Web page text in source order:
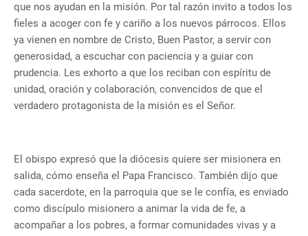
que nos ayudan en la misión. Por tal razón invito a todos los
fieles a acoger con fe y cariño a los nuevos párrocos. Ellos
ya vienen en nombre de Cristo, Buen Pastor, a servir con
generosidad, a escuchar con paciencia y a guiar con
prudencia. Les exhorto a que los reciban con espíritu de
unidad, oración y colaboración, convencidos de que el
verdadero protagonista de la misión es el Señor.
El obispo expresó que la diócesis quiere ser misionera en
salida, cómo enseña el Papa Francisco. También dijo que
cada sacerdote, en la parroquia que se le confía, es enviado
como discípulo misionero a animar la vida de fe, a
acompañar a los pobres, a formar comunidades vivas y a